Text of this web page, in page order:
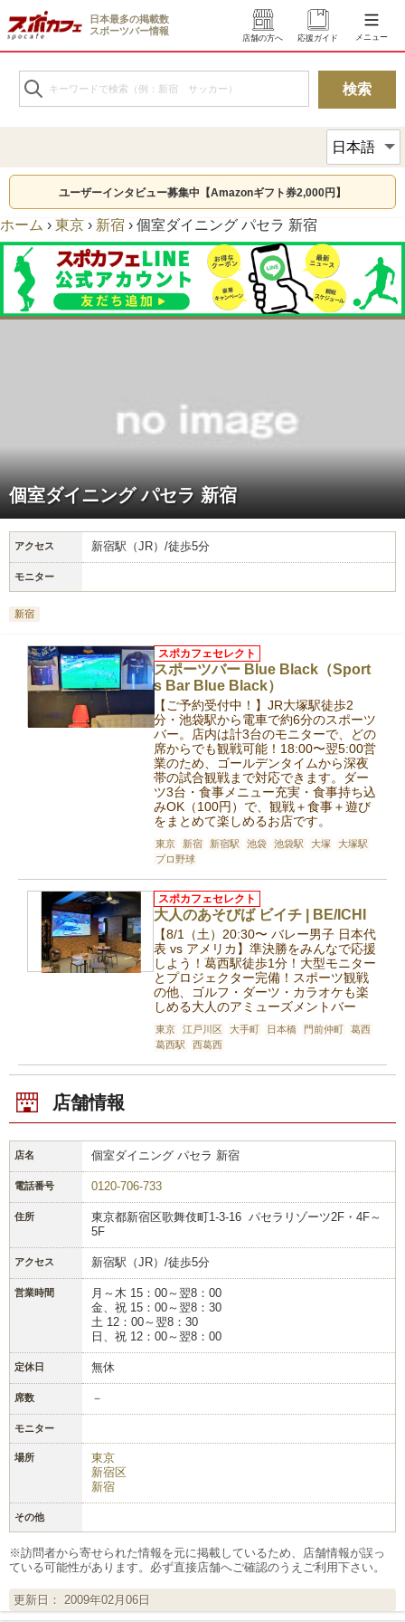
日本最多の掲載数
スポーツバー情報
店舗の方へ 応援ガイド メニュー
ユーザーインタビュー募集中【Amazonギフト券2,000円】
ホーム › 東京 › 新宿 › 個室ダイニング パセラ 新宿
個室ダイニング パセラ 新宿
アクセス 新宿駅（JR）/徒歩5分
モニター
新宿
スポーツバー Blue Black（Sport
s Bar Blue Black）
スポカフェセレクト
【ご予約受付中！】JR大塚駅徒歩2
分・池袋駅から電車で約6分のスポーツ
バー。店内は計3台のモニターで、どの
席からでも観戦可能！18:00〜翌5:00営
業のため、ゴールデンタイムから深夜
帯の試合観戦まで対応できます。ダー
ツ3台・食事メニュー充実・食事持ち込
みOK（100円）で、観戦＋食事＋遊び
をまとめて楽しめるお店です。
東京 新宿 新宿駅 池袋 池袋駅 大塚
大塚駅
プロ野球
大人のあそびば ビイチ | BE/ICHI
スポカフェセレクト
【8/1（土）20:30〜 バレー男子 日本代
表 vs アメリカ】準決勝をみんなで応援
しよう！葛西駅徒歩1分！大型モニター
とプロジェクター完備！スポーツ観戦
の他、ゴルフ・ダーツ・カラオケも楽
しめる大人のアミューズメントバー
東京 江戸川区 大手町 日本橋 門前仲町
葛西
葛西駅
西葛西
店舗情報
店名 個室ダイニング パセラ 新宿
電話番号 0120-706-733
住所
東京都新宿区歌舞伎町1-3-16 パセラリゾーツ2F・4F～
5F
アクセス 新宿駅（JR）/徒歩5分
営業時間
月～木 15：00～翌8：00
金、祝 15：00～翌8：30
土 12：00～翌8：30
日、祝 12：00～翌8：00
定休日 無休
席数 －
モニター
場所
東京
新宿区
新宿
その他
※訪問者から寄せられた情報を元に掲載しているため、店舗情報が誤っ
ている可能性があります。必ず直接店舗へご確認のうえご利用下さい。
更新日： 2009年02月06日